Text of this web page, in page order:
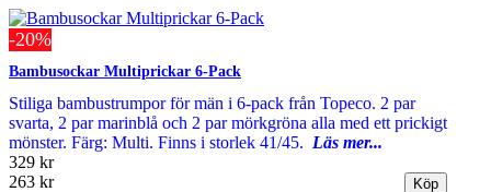
-20%
Bambusockar Multiprickar 6-Pack
Stiliga bambustrumpor för män i 6-pack från Topeco. 2 par
svarta, 2 par marinblå och 2 par mörkgröna alla med ett prickigt
mönster. Färg: Multi. Finns i storlek 41/45. Läs mer...
329 kr
263 kr